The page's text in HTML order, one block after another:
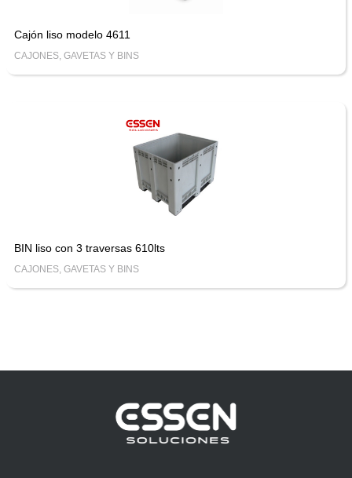
Cajón liso modelo 4611
CAJONES, GAVETAS Y BINS
BIN liso con 3 traversas 610lts
CAJONES, GAVETAS Y BINS